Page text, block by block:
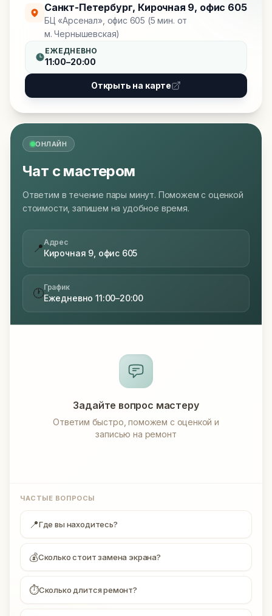
Санкт-Петербург, Кирочная 9, офис 605
БЦ «Арсенал», офис 605 (5 мин. от
м. Чернышевская)
ЕЖЕДНЕВНО
11:00–20:00
Открыть на карте
ОНЛАЙН
Чат с мастером
Ответим в течение пары минут. Поможем с оценкой
стоимости, запишем на удобное время.
📍Адрес
Кирочная 9, офис 605
🕐График
Ежедневно 11:00–20:00
Задайте вопрос мастеру
Ответим быстро, поможем с оценкой и
записью на ремонт
ЧАСТЫЕ ВОПРОСЫ
📍Где вы находитесь?
💰Сколько стоит замена экрана?
⏱Сколько длится ремонт?